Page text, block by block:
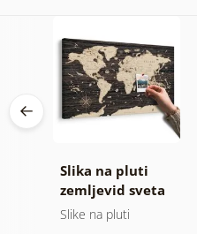
Slika na pluti
zemljevid sveta
na lesenem
Slike na pluti